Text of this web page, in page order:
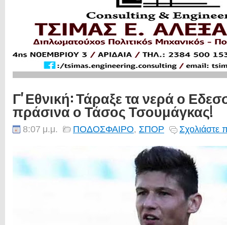
Γ' Εθνική: Τάραξε τα νερά ο
πράσινα ο Τάσος Τσουμάγκας!
8:07 μ.μ. ΠΟΔΟΣΦΑΙΡΟ, ΣΠΟΡ Σχολιάστε